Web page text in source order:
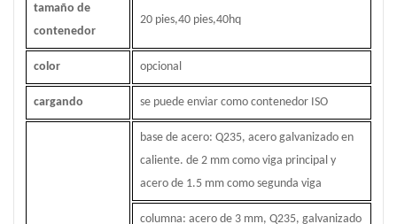
tamaño de
contenedor
20 pies,40 pies,40hq
color opcional
cargando se puede enviar como contenedor ISO
base de acero: Q235, acero galvanizado en
caliente. de 2 mm como viga principal y
acero de 1.5 mm como segunda viga
columna: acero de 3 mm, Q235, galvanizado